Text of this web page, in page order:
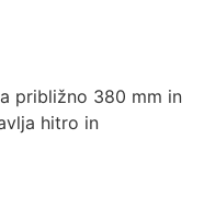
približno 380 mm in
hitro in